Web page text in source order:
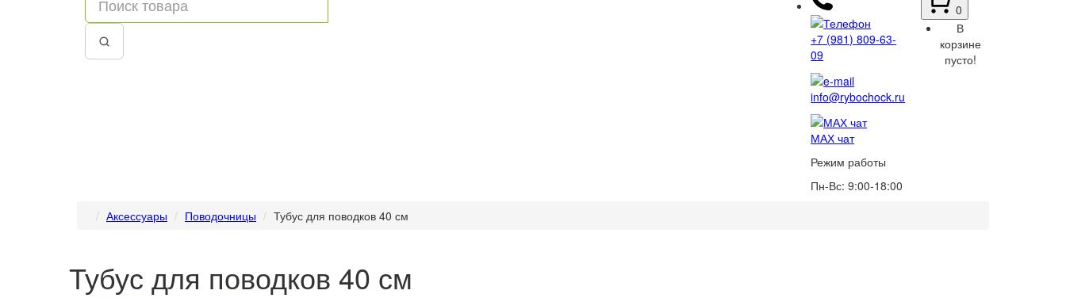
+7 (981) 809-63-
09
info@rybochock.ru
МАХ чат
Режим работы
Пн-Вс: 9:00-18:00
0
В
корзине
пусто!
Аксессуары Поводочницы Тубус для поводков 40 см
Тубус для поводков 40 см